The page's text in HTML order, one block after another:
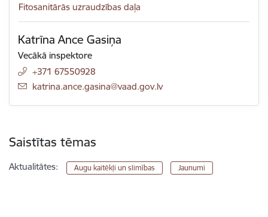
Fitosanitārās uzraudzības daļa
Katrīna Ance Gasiņa
Vecākā inspektore
+371 67550928
E-pasts:
katrina.ance.gasina@vaad.gov.lv
Saistītas tēmas
Aktualitātes: Augu kaitēkļi un slimības Jaunumi